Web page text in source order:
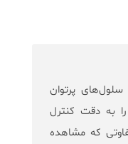
سلول‌های پرتوان
را به دقت کنترل
که مشاهده